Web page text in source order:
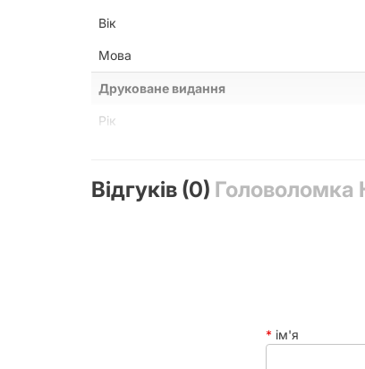
Вік
Мова
Друковане видання
Рік
Країна бренду
Відгуків (0) Головоломка
ім'я